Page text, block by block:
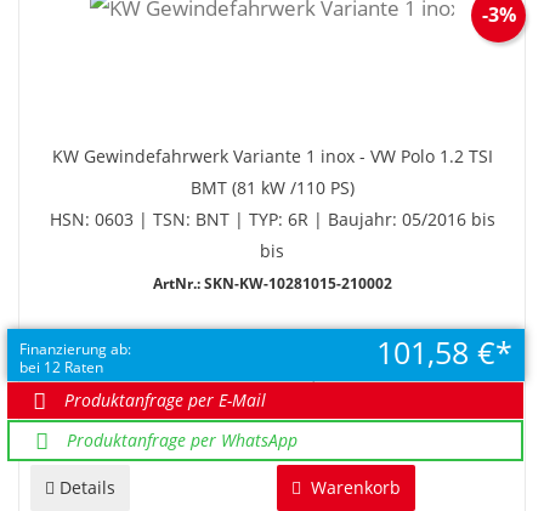
KW Gewindefahrwerk Variante 1 inox - VW Polo 1.2 TSI
BMT (81 kW /110 PS)
HSN: 0603 | TSN: BNT | TYP: 6R | Baujahr: 05/2016 bis
bis
ArtNr.: SKN-KW-10281015-210002
-3%
Sie sparen 37,70 €
Finanzierung ab:
bei 12 Raten
101,58 €
Produktanfrage per E-Mail
Produktanfrage per WhatsApp
Details Warenkorb